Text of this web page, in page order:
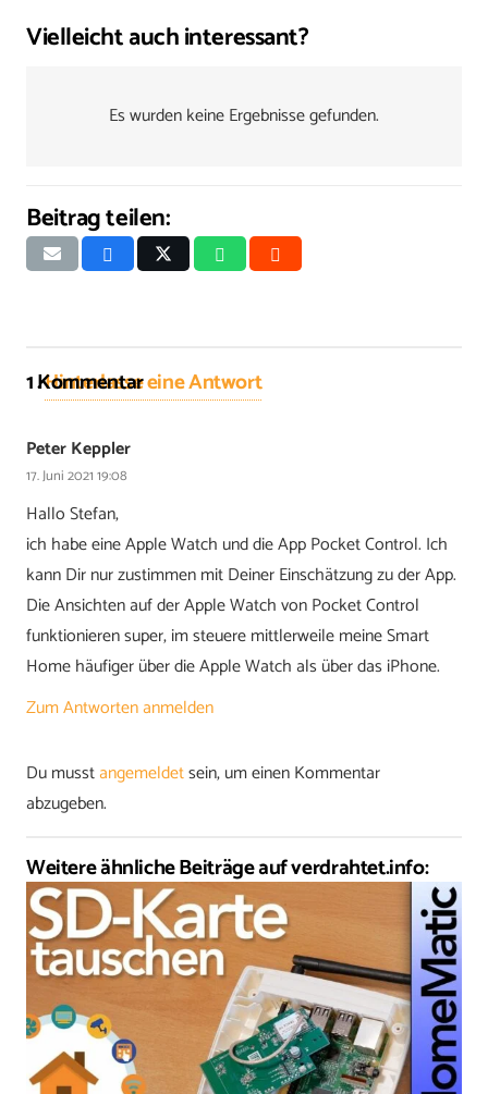
Vielleicht auch interessant?
Es wurden keine Ergebnisse gefunden.
Beitrag teilen:
1Kommentar
.Hinterlasse eine Antwort
Peter Keppler
17. Juni 2021 19:08
Hallo Stefan,
ich habe eine Apple Watch und die App Pocket Control. Ich
kann Dir nur zustimmen mit Deiner Einschätzung zu der App.
Die Ansichten auf der Apple Watch von Pocket Control
funktionieren super, im steuere mittlerweile meine Smart
Home häufiger über die Apple Watch als über das iPhone.
Zum Antworten anmelden
Du musstangemeldetsein, um einen Kommentar
abzugeben.
Weitere ähnliche Beiträge auf verdrahtet.info: